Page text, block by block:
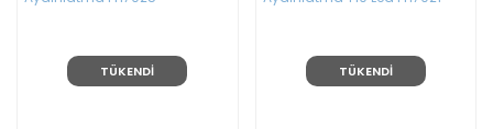
TÜKENDİ TÜKENDİ